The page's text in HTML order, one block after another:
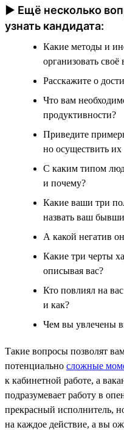
► Ещё несколько
узнать кандидата:
Какие методы и
организовать своё
Расскажите о
Что вам
продуктивности?
Приведите
но осуществить их
С каким типом
и почему?
Какие ваши три
назвать ваш
А какой негатив
Какие три черты
описывая вас?
Кто повлиял на
и как?
Чем вы увлечены
Такие вопросы позволят
потенциально сложные
к кабинетной работе, а
подразумевает работу в
прекрасный исполнитель,
на каждое действие, а вы